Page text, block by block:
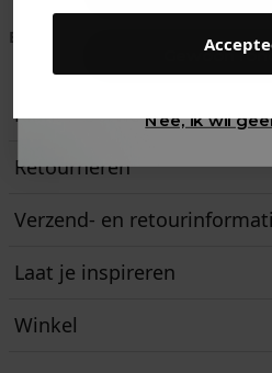
Betaal achteraf met
Voor 23:59
is morgen in
Klantenservice
Retourneren
Verzend- en
Laat je inspireren
Winkel
Gewoon
Nee, ik wil